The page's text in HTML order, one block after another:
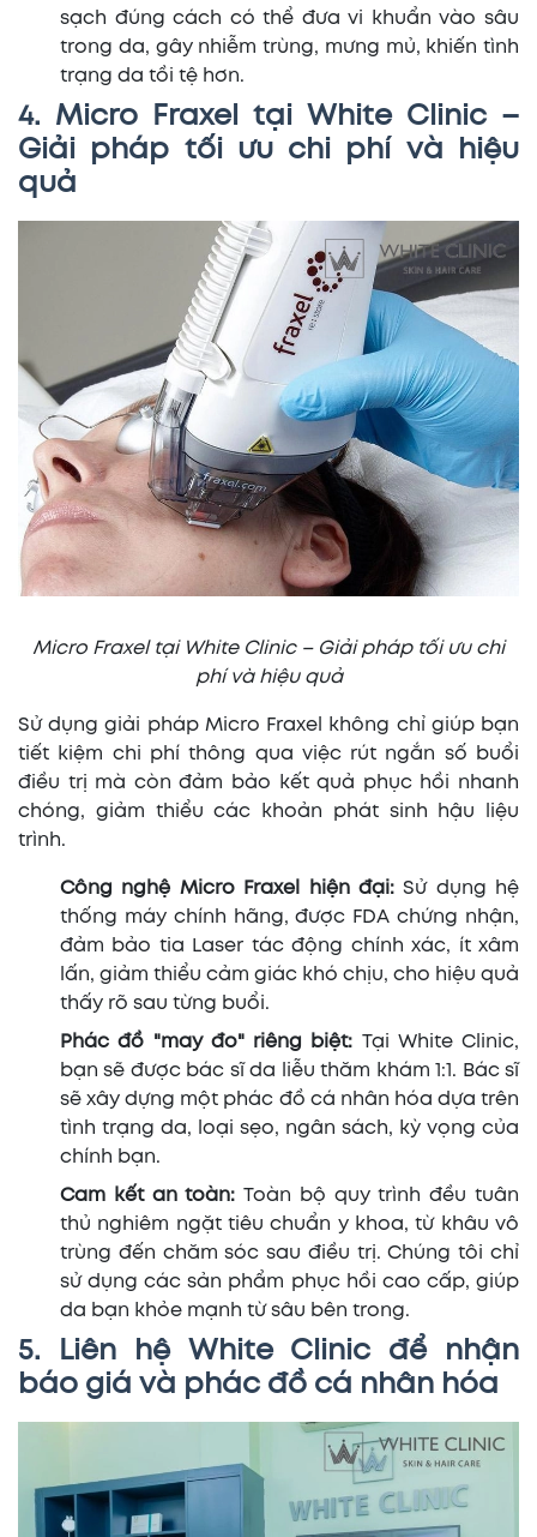
sạch đúng cách có thể đưa vi khuẩn vào sâu
trong da, gây nhiễm trùng, mưng mủ, khiến tình
trạng da tồi tệ hơn.
4. Micro Fraxel tại White Clinic –
Giải pháp tối ưu chi phí và hiệu
quả
Micro Fraxel tại White Clinic – Giải pháp tối ưu chi
phí và hiệu quả
Sử dụng giải pháp Micro Fraxel không chỉ giúp bạn
tiết kiệm chi phí thông qua việc rút ngắn số buổi
điều trị mà còn đảm bảo kết quả phục hồi nhanh
chóng, giảm thiểu các khoản phát sinh hậu liệu
trình.
Công nghệ Micro Fraxel hiện đại:Sử dụng hệ
thống máy chính hãng, được FDA chứng nhận,
đảm bảo tia Laser tác động chính xác, ít xâm
lấn, giảm thiểu cảm giác khó chịu, cho hiệu quả
thấy rõ sau từng buổi.
Phác đồ "may đo" riêng biệt: Tại White Clinic,
bạn sẽ được bác sĩ da liễu thăm khám 1:1. Bác sĩ
sẽ xây dựng một phác đồ cá nhân hóa dựa trên
tình trạng da, loại sẹo, ngân sách, kỳ vọng của
chính bạn.
Cam kết an toàn: Toàn bộ quy trình đều tuân
thủ nghiêm ngặt tiêu chuẩn y khoa, từ khâu vô
trùng đến chăm sóc sau điều trị. Chúng tôi chỉ
sử dụng các sản phẩm phục hồi cao cấp, giúp
da bạn khỏe mạnh từ sâu bên trong.
5. Liên hệ White Clinic để nhận
báo giá và phác đồ cá nhân hóa